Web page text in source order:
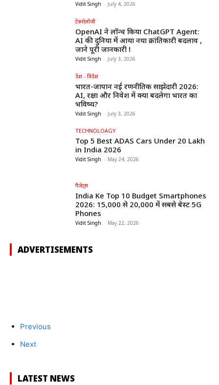
Vidit Singh - July 4, 2026
टेक्नोलॉजी
OpenAI ने लॉन्च किया ChatGPT Agent:
AI की दुनिया में आया नया क्रांतिकारी बदलाव ,
जाने पूरी जानकारी !
Vidit Singh - July 3, 2026
देश - विदेश
भारत-जापान नई रणनीतिक साझेदारी 2026:
AI, रक्षा और निवेश में क्या बदलेगा भारत का
भविष्य?
Vidit Singh - July 3, 2026
TECHNOLOAGY
Top 5 Best ADAS Cars Under ₹20 Lakh
in India 2026
Vidit Singh - May 24, 2026
गैजेट्स
India Ke Top 10 Budget Smartphones
2026: ₹15,000 से ₹20,000 में सबसे बेस्ट 5G
Phones
Vidit Singh - May 22, 2026
ADVERTISEMENTS
Previous
Next
LATEST NEWS